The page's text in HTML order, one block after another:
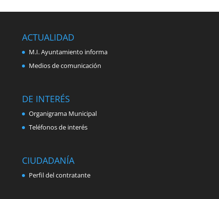
ACTUALIDAD
M.I. Ayuntamiento informa
Medios de comunicación
DE INTERÉS
Organigrama Municipal
Teléfonos de interés
CIUDADANÍA
Perfil del contratante